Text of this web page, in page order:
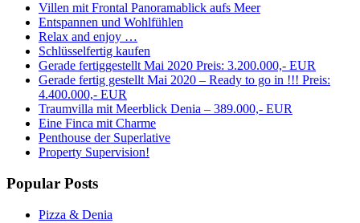
Villen mit Frontal Panoramablick aufs Meer
Entspannen und Wohlfühlen
Relax and enjoy …
Schlüsselfertig kaufen
Gerade fertiggestellt Mai 2020 Preis: 3.200.000,- EUR
Gerade fertig gestellt Mai 2020 – Ready to go in !!! Preis:
4.400.000,- EUR
Traumvilla mit Meerblick Denia – 389.000,- EUR
Eine Finca mit Charme
Penthouse der Superlative
Property Supervision!
Popular Posts
Pizza & Denia